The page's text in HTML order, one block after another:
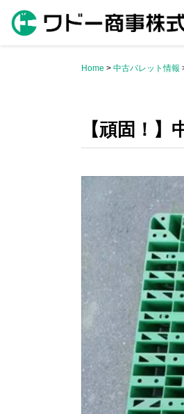
Home > 中古パレット情報
【頑固！